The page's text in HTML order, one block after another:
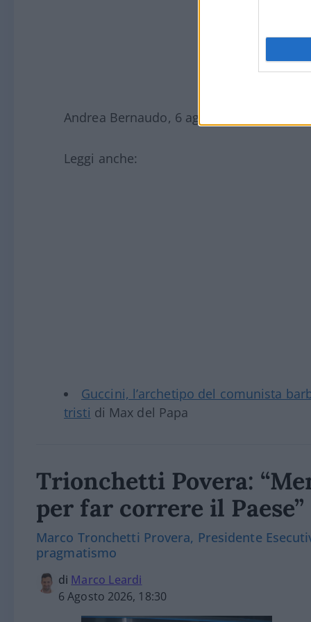
Andrea Bernaudo, 6 agosto 2026
Leggi anche:
Guccini, l’archetipo del comunista
tristi di Max del Papa
Trionchetti Povera:
per far correre il Paese”
Marco Tronchetti Provera, Presidente
pragmatismo
di Marco Leardi
6 Agosto 2026, 18:30